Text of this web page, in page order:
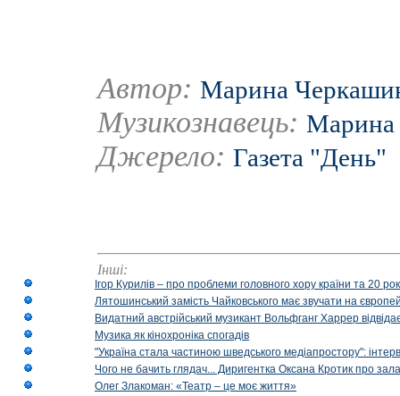
Автор: Марина
Музикознавець: Марина
Джерело: Газета "День"
Інші:
Ігор Курилів – про проблеми головного хору країни та 20
Лятошинський замість Чайковського має звучати на
Видатний австрійський музикант Вольфганг Харрер
Музика як кінохроніка спогадів
"Україна стала частиною шведського медіапростору":
Чого не бачить глядач... Диригентка Оксана Кротик про
Олег Злакоман: «Театр – це моє життя»